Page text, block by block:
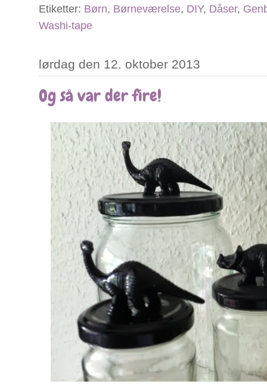
Etiketter: Børn, Børneværelse, DIY, Dåser,
Washi-tape
lørdag den 12. oktober 2013
Og så var der fire!